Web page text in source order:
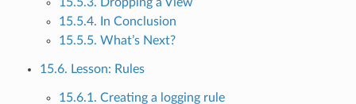
15.5.4. In Conclusion
15.5.5. What’s Next?
15.6. Lesson: Rules
15.6.1. Creating a logging rule